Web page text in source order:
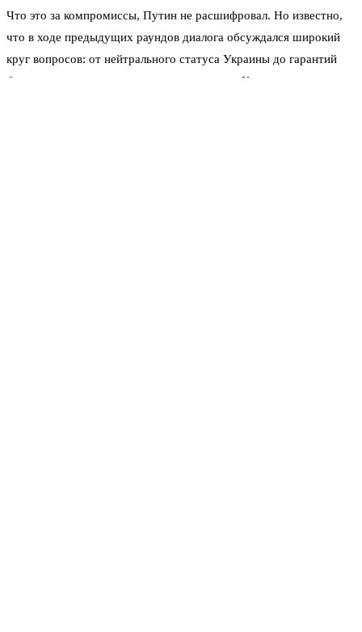
Что это за компромиссы, Путин не расшифровал. Но известно,
что в ходе предыдущих раундов диалога обсуждался широкий
круг вопросов: от нейтрального статуса Украины до гарантий
безопасности и территориальных аспектов. Киев тогда